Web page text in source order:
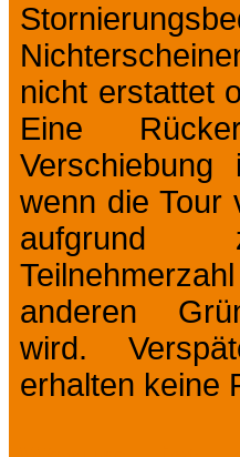
nicht erstattet
Eine
wenn die Tour
aufgrund
anderen
wird.
erhalten keine